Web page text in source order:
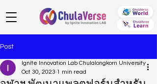
Post
Ignite Innovation Lab Chulalongkorn University
Oct 30, 2023 1 min read